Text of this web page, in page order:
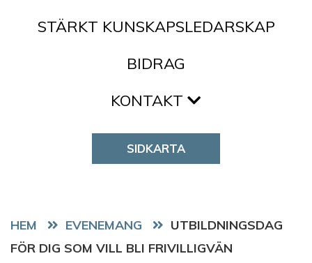
STÄRKT KUNSKAPSLEDARSKAP
BIDRAG
KONTAKT
SIDKARTA
HEM EVENEMANG
UTBILDNINGSDAG
FÖR DIG SOM VILL BLI FRIVILLIGVÄN